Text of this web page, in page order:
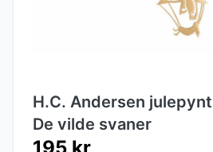
H.C. Andersen
De vilde svaner